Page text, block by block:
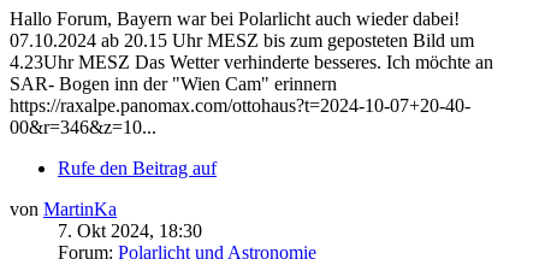
Hallo Forum, Bayern war bei Polarlicht auch wieder dabei!
07.10.2024 ab 20.15 Uhr MESZ bis zum geposteten Bild um
4.23Uhr MESZ Das Wetter verhinderte besseres. Ich möchte an
SAR- Bogen inn der "Wien Cam" erinnern
https://raxalpe.panomax.com/ottohaus?t=2024-10-07+20-40-
00&r=346&z=10...
Rufe den Beitrag auf
von MartinKa
7. Okt 2024, 18:30
Forum: Polarlicht und Astronomie